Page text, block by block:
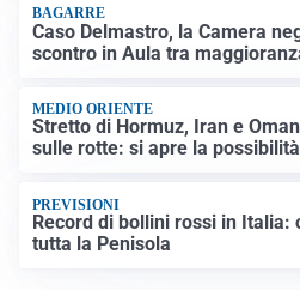
BAGARRE
Caso Delmastro, la Camera
scontro in Aula tra
MEDIO ORIENTE
Stretto di Hormuz, Iran e
sulle rotte: si apre la
PREVISIONI
Record di bollini rossi in Italia:
tutta la Penisola